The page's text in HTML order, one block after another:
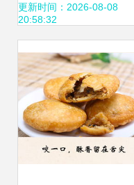
——以传统小吃为
例
更新时间：2026-08-08
20:58:32